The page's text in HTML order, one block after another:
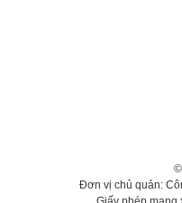
Đơn vị chủ quản: